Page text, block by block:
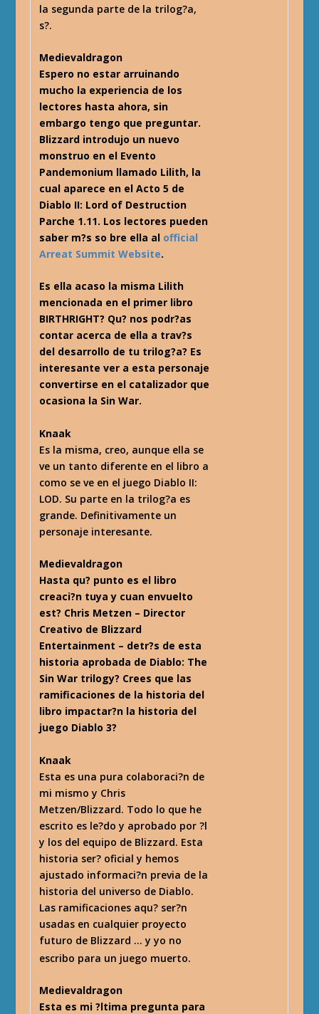
la segunda parte de la trilog?a,
s?.
Medievaldragon
Espero no estar arruinando
mucho la experiencia de los
lectores hasta ahora, sin
embargo tengo que preguntar.
Blizzard introdujo un nuevo
monstruo en el Evento
Pandemonium llamado Lilith, la
cual aparece en el Acto 5 de
Diablo II: Lord of Destruction
Parche 1.11. Los lectores pueden
saber m?s so bre ella al official
Arreat Summit Website.
Es ella acaso la misma Lilith
mencionada en el primer libro
BIRTHRIGHT? Qu? nos podr?as
contar acerca de ella a trav?s
del desarrollo de tu trilog?a? Es
interesante ver a esta personaje
convertirse en el catalizador que
ocasiona la Sin War.
Knaak
Es la misma, creo, aunque ella se
ve un tanto diferente en el libro a
como se ve en el juego Diablo II:
LOD. Su parte en la trilog?a es
grande. Definitivamente un
personaje interesante.
Medievaldragon
Hasta qu? punto es el libro
creaci?n tuya y cuan envuelto
est? Chris Metzen – Director
Creativo de Blizzard
Entertainment – detr?s de esta
historia aprobada de Diablo: The
Sin War trilogy? Crees que las
ramificaciones de la historia del
libro impactar?n la historia del
juego Diablo 3?
Knaak
Esta es una pura colaboraci?n de
mi mismo y Chris
Metzen/Blizzard. Todo lo que he
escrito es le?do y aprobado por ?l
y los del equipo de Blizzard. Esta
historia ser? oficial y hemos
ajustado informaci?n previa de la
historia del universo de Diablo.
Las ramificaciones aqu? ser?n
usadas en cualquier proyecto
futuro de Blizzard … y yo no
escribo para un juego muerto.
Medievaldragon
Esta es mi ?ltima pregunta para